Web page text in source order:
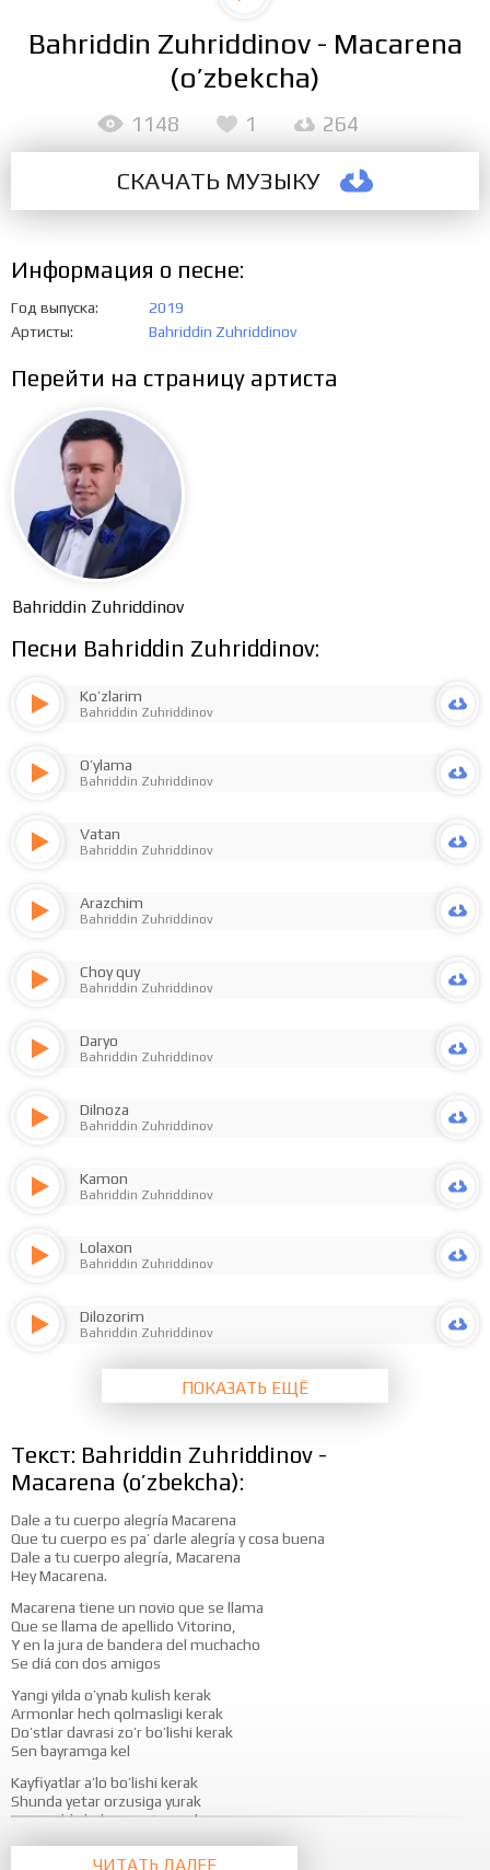
Bahriddin Zuhriddinov - Macarena
(o’zbekcha)
СКАЧАТЬ МУЗЫКУ
1148 1 264
Информация о песне:
Год выпуска
2019
Артисты
Bahriddin Zuhriddinov
Перейти на страницу артиста
Bahriddin Zuhriddinov
Песни Bahriddin Zuhriddinov:
Ko’zlarim
Bahriddin Zuhriddinov
O’ylama
Bahriddin Zuhriddinov
Vatan
Bahriddin Zuhriddinov
Arazchim
Bahriddin Zuhriddinov
Choy quy
Bahriddin Zuhriddinov
Daryo
Bahriddin Zuhriddinov
Dilnoza
Bahriddin Zuhriddinov
Kamon
Bahriddin Zuhriddinov
Lolaxon
Bahriddin Zuhriddinov
Dilozorim
Bahriddin Zuhriddinov
ПОКАЗАТЬ ЕЩЁ
Текст: Bahriddin Zuhriddinov -
Macarena (o’zbekcha):
Dale a tu cuerpo alegría Macarena
Que tu cuerpo es pa’ darle alegría y cosa buena
Dale a tu cuerpo alegría, Macarena
Hey Macarena.
Macarena tiene un novio que se llama
Que se llama de apellido Vitorino,
Y en la jura de bandera del muchacho
Se diá con dos amigos
Yangi yilda o’ynab kulish kerak
Armonlar hech qolmasligi kerak
Do’stlar davrasi zo’r bo’lishi kerak
Sen bayramga kel
Kayfiyatlar a’lo bo’lishi kerak
Shunda yetar orzusiga yurak
Yangi yilda kelar yangi omad
ЧИТАТЬ ДАЛЕЕ